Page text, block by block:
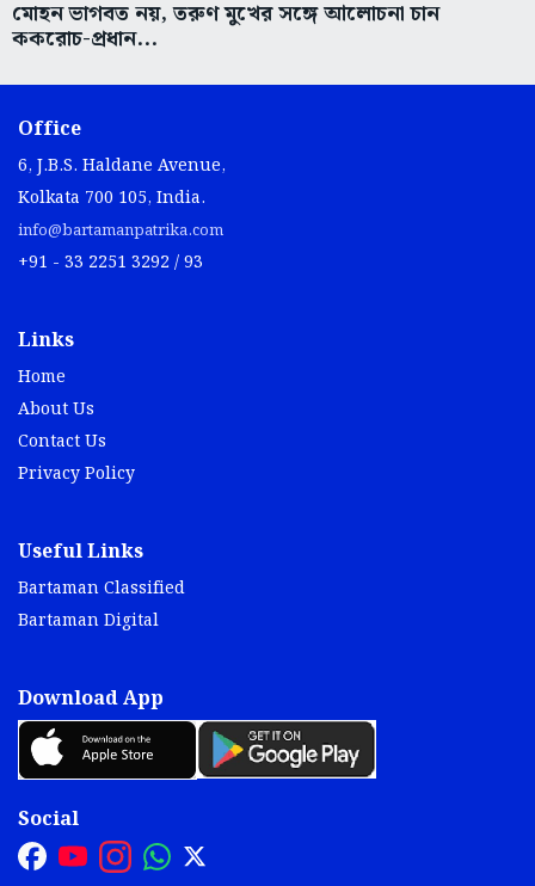
মোহন ভাগবত নয়, তরুণ মুখের সঙ্গে আলোচনা চান
ককরোচ-প্রধান...
Office
6, J.B.S. Haldane Avenue,
Kolkata 700 105, India.
info@bartamanpatrika.com
+91 - 33 2251 3292 / 93
Links
Home
About Us
Contact Us
Privacy Policy
Useful Links
Bartaman Classified
Bartaman Digital
Download App
Social